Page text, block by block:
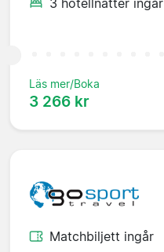
Läs mer/Boka
3 266 kr
Matchbiljett ingår